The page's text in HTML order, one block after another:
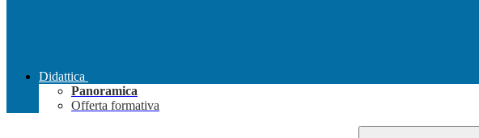
Didattica
Panoramica
Offerta formativa